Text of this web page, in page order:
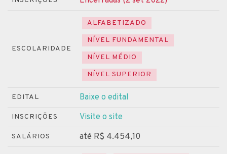
ESCOLARIDADE
ALFABETIZADO
NÍVEL FUNDAMENTAL
NÍVEL MÉDIO
NÍVEL SUPERIOR
EDITAL Baixe o edital
INSCRIÇÕES Visite o site
SALÁRIOS até R$ 4.454,10